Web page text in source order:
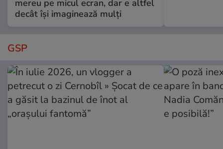
mereu pe micul ecran, dar e altfel
decât își imaginează mulți
GSP